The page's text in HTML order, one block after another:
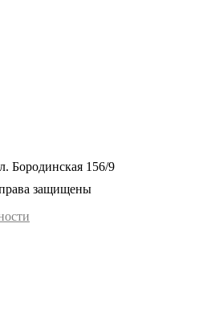
Бородинская 156/9
защищены